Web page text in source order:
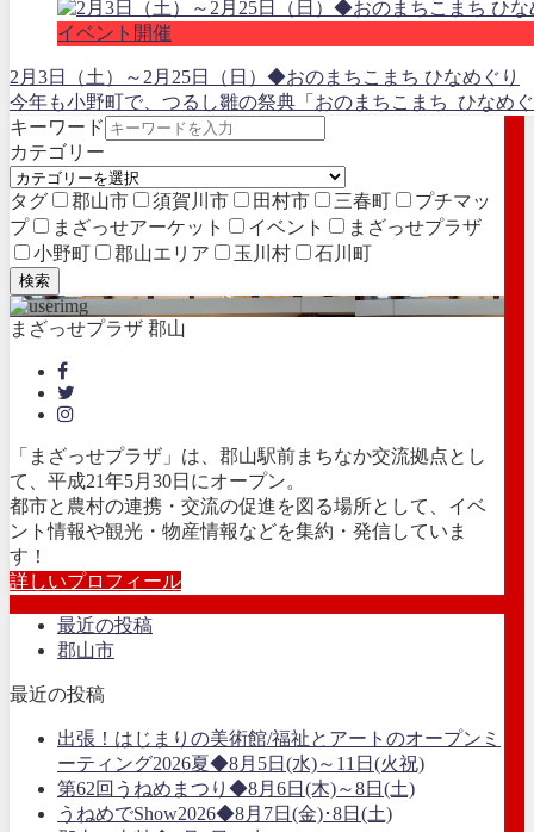
イベント開催
2月3日（土）～2月25日（日）◆おのまちこまち ひなめぐり
今年も小野町で、つるし雛の祭典「おのまちこまち ひなめ
キーワード
カテゴリー
タグ 郡山市 須賀川市 田村市 三春町
プチマッ
プ
まざっせアーケット イベント
まざっせプラザ
小野町
郡山エリア 玉川村 石川町
検索
まざっせプラザ 郡山
「まざっせプラザ」は、郡山駅前まちなか交流拠点とし
て、平成21年5月30日にオープン。
都市と農村の連携・交流の促進を図る場所として、イベ
ント情報や観光・物産情報などを集約・発信していま
す！
詳しいプロフィール
最近の投稿
郡山市
最近の投稿
出張！はじまりの美術館/福祉とアートのオープンミ
ーティング2026夏◆8月5日(水)～11日(火祝)
第62回うねめまつり◆8月6日(木)～8日(土)
うねめでShow2026◆8月7日(金)･8日(土)